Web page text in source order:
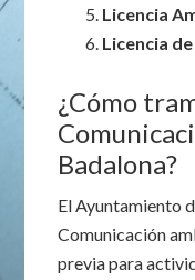
Licencia
Licencia
¿Cómo
Badalona?
El Ayuntamiento
Comunicación
previa para